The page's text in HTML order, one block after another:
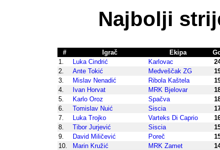
Najbolji
# Igrač Ekipa
1.
Luka Cindrić Karlovac
2.
Ante Tokić Medveščak ZG
3.
Mislav Nenadić Ribola Kaštela
4.
Ivan Horvat MRK Bjelovar
5.
Karlo Oroz Spačva
6.
Tomislav Nuić Siscia
7.
Luka Trojko Varteks Di Caprio
8.
Tibor Jurjević Siscia
9.
David Miličević Poreč
10.
Marin Kružić MRK Zamet